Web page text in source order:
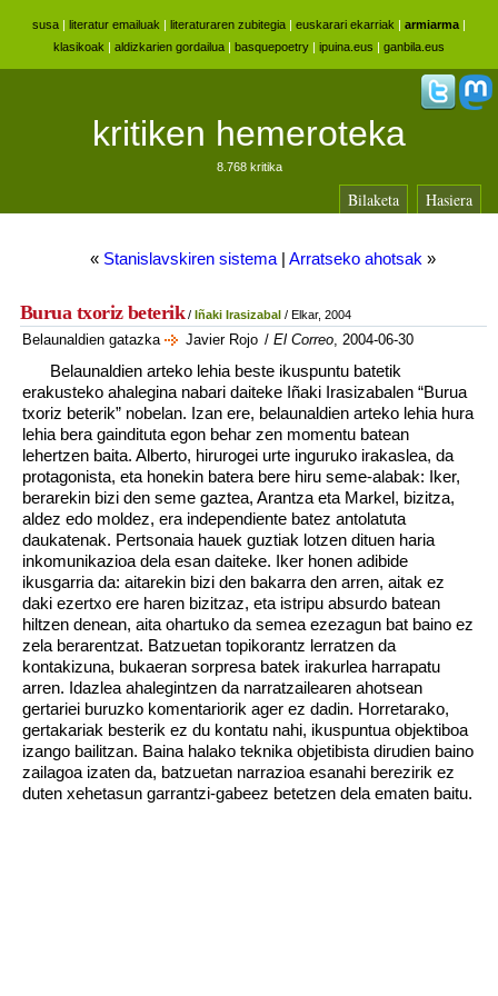
susa | literatur emailuak | literaturaren zubitegia | euskarari ekarriak | armiarma |
klasikoak | aldizkarien gordailua | basquepoetry | ipuina.eus | ganbila.eus
kritiken hemeroteka
8.768 kritika
Bilaketa Hasiera
« Stanislavskiren sistema | Arratseko ahotsak »
Burua txoriz beterik/ Iñaki Irasizabal / Elkar, 2004
Belaunaldien gatazka Javier Rojo / El Correo, 2004-06-30
Belaunaldien arteko lehia beste ikuspuntu batetik
erakusteko ahalegina nabari daiteke Iñaki Irasizabalen “Burua
txoriz beterik” nobelan. Izan ere, belaunaldien arteko lehia hura
lehia bera gaindituta egon behar zen momentu batean
lehertzen baita. Alberto, hirurogei urte inguruko irakaslea, da
protagonista, eta honekin batera bere hiru seme-alabak: Iker,
berarekin bizi den seme gaztea, Arantza eta Markel, bizitza,
aldez edo moldez, era independiente batez antolatuta
daukatenak. Pertsonaia hauek guztiak lotzen dituen haria
inkomunikazioa dela esan daiteke. Iker honen adibide
ikusgarria da: aitarekin bizi den bakarra den arren, aitak ez
daki ezertxo ere haren bizitzaz, eta istripu absurdo batean
hiltzen denean, aita ohartuko da semea ezezagun bat baino ez
zela berarentzat. Batzuetan topikorantz lerratzen da
kontakizuna, bukaeran sorpresa batek irakurlea harrapatu
arren. Idazlea ahalegintzen da narratzailearen ahotsean
gertariei buruzko komentariorik ager ez dadin. Horretarako,
gertakariak besterik ez du kontatu nahi, ikuspuntua objektiboa
izango bailitzan. Baina halako teknika objetibista dirudien baino
zailagoa izaten da, batzuetan narrazioa esanahi berezirik ez
duten xehetasun garrantzi-gabeez betetzen dela ematen baitu.